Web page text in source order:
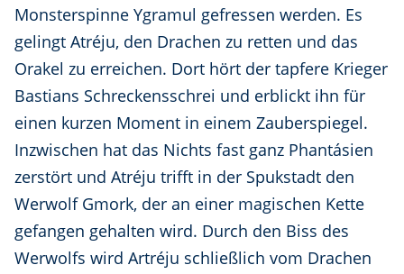
Monsterspinne Ygramul gefressen werden. Es
gelingt Atréju, den Drachen zu retten und das
Orakel zu erreichen. Dort hört der tapfere Krieger
Bastians Schreckensschrei und erblickt ihn für
einen kurzen Moment in einem Zauberspiegel.
Inzwischen hat das Nichts fast ganz Phantásien
zerstört und Atréju trifft in der Spukstadt den
Werwolf Gmork, der an einer magischen Kette
gefangen gehalten wird. Durch den Biss des
Werwolfs wird Artréju schließlich vom Drachen